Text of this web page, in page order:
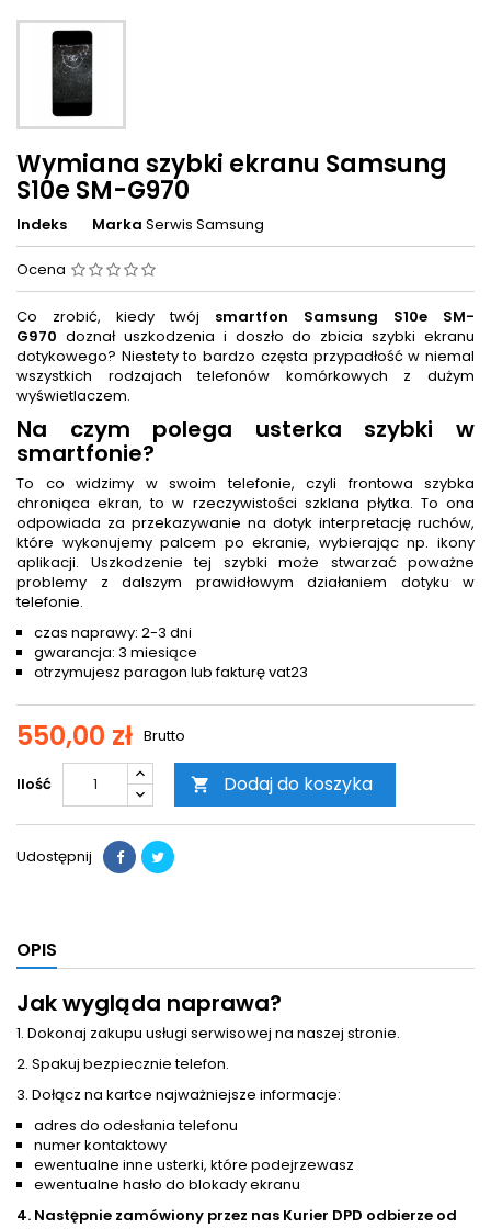
Wymiana szybki ekranu Samsung
S10e SM-G970
Indeks Marka Serwis Samsung
Ocena
Co zrobić, kiedy twój smartfon Samsung S10e SM-
G970 doznał uszkodzenia i doszło do zbicia szybki ekranu
dotykowego? Niestety to bardzo częsta przypadłość w niemal
wszystkich rodzajach telefonów komórkowych z dużym
wyświetlaczem.
Na czym polega usterka szybki w
smartfonie?
To co widzimy w swoim telefonie, czyli frontowa szybka
chroniąca ekran, to w rzeczywistości szklana płytka. To ona
odpowiada za przekazywanie na dotyk interpretację ruchów,
które wykonujemy palcem po ekranie, wybierając np. ikony
aplikacji. Uszkodzenie tej szybki może stwarzać poważne
problemy z dalszym prawidłowym działaniem dotyku w
telefonie.
czas naprawy: 2-3 dni
gwarancja: 3 miesiące
otrzymujesz paragon lub fakturę vat23
550,00 zł Brutto
Ilość  Dodaj do koszyka
Udostępnij
OPIS
Jak wygląda naprawa?
1. Dokonaj zakupu usługi serwisowej na naszej stronie.
2. Spakuj bezpiecznie telefon.
3. Dołącz na kartce najważniejsze informacje:
adres do odesłania telefonu
numer kontaktowy
ewentualne inne usterki, które podejrzewasz
ewentualne hasło do blokady ekranu
4. Następnie zamówiony przez nas Kurier DPD odbierze od